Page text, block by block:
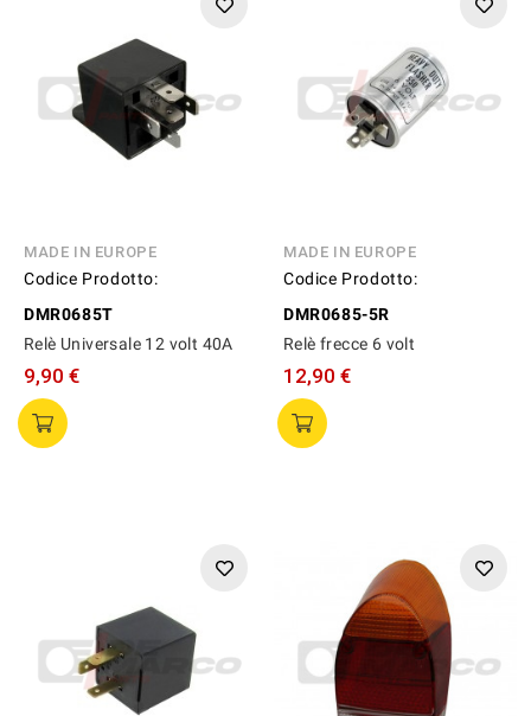
MADE IN EUROPE
Codice Prodotto:
DMR0685T
Relè Universale 12 volt 40A
9,90 €
MADE IN EUROPE
Codice Prodotto:
DMR0685-5R
Relè frecce 6 volt
12,90 €